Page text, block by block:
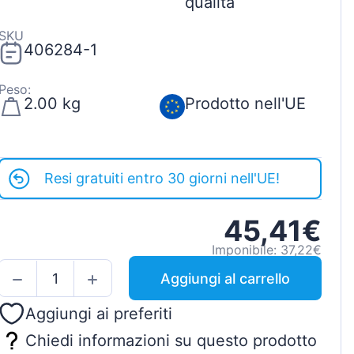
406284-1
2.00 kg Prodotto nell'UE
Resi gratuiti entro 30 giorni nell'UE!
45,41€
Imponibile: 37,22€
Aggiungi al carrello
Aggiungi ai preferiti
Chiedi informazioni su questo prodotto